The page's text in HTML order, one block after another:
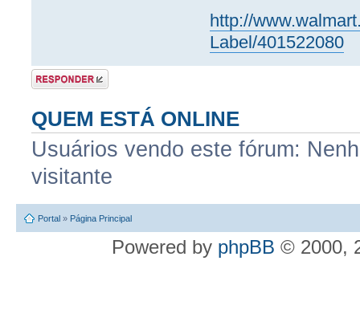
http://
Label/401522080
Postar uma
resposta
QUEM ESTÁ ONLINE
Usuários vendo este fórum:
visitante
Portal » Página Principal
Powered by phpBB © 2000,